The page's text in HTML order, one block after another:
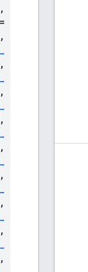
,
=
,
_
,
_
,
_
,
_
,
_
,
_
,
_
,
_
,